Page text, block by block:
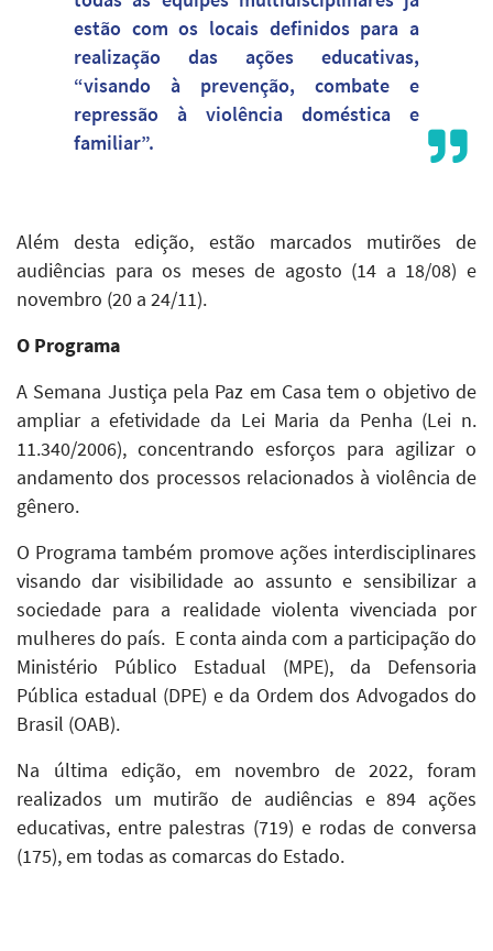
estão com os locais definidos para a
realização das ações educativas,
“visando à prevenção, combate e
repressão à violência doméstica e
familiar”.
Além desta edição, estão marcados mutirões de
audiências para os meses de agosto (14 a 18/08) e
novembro (20 a 24/11).
O Programa
A Semana Justiça pela Paz em Casa tem o objetivo de
ampliar a efetividade da Lei Maria da Penha (Lei n.
11.340/2006), concentrando esforços para agilizar o
andamento dos processos relacionados à violência de
gênero.
O Programa também promove ações interdisciplinares
visando dar visibilidade ao assunto e sensibilizar a
sociedade para a realidade violenta vivenciada por
mulheres do país. E conta ainda com a participação do
Ministério Público Estadual (MPE), da Defensoria
Pública estadual (DPE) e da Ordem dos Advogados do
Brasil (OAB).
Na última edição, em novembro de 2022, foram
realizados um mutirão de audiências e 894 ações
educativas, entre palestras (719) e rodas de conversa
(175), em todas as comarcas do Estado.